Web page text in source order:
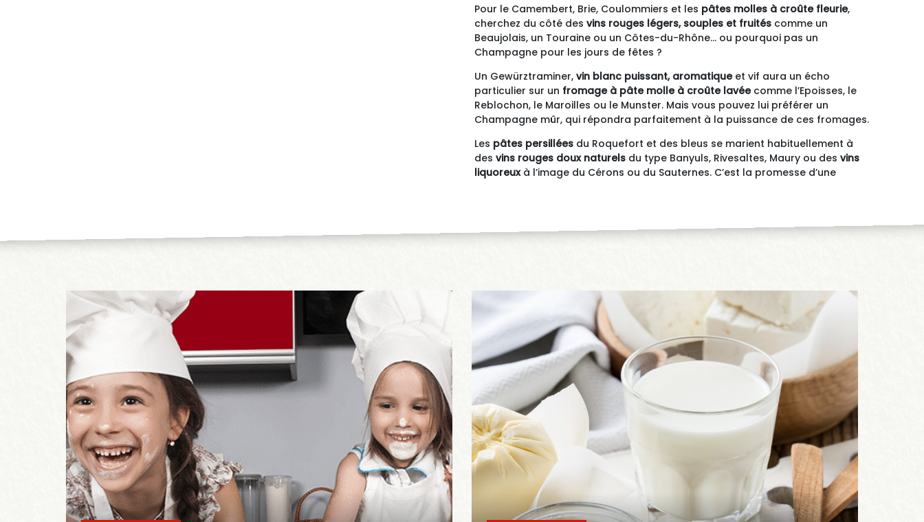
Pour le Camembert, Brie, Coulommiers et les pâtes molles à croûte fleurie,
cherchez du côté des vins rouges légers, souples et fruitéscomme un
Beaujolais, un Touraine ou un Côtes-du-Rhône… ou pourquoi pas un
Champagne pour les jours de fêtes ?
Un Gewürztraminer, vin blanc puissant, aromatiqueet vif aura un écho
particulier sur un fromage à pâte molle à croûte lavéecomme l’Epoisses, le
Reblochon, le Maroilles ou le Munster. Mais vous pouvez lui préférer un
Champagne mûr, qui répondra parfaitement à la puissance de ces fromages.
Les pâtes persilléesdu Roquefort et des bleus se marient habituellement à
des vins rouges doux naturelsdu type Banyuls, Rivesaltes, Maury ou des vins
liquoreuxà l’image du Cérons ou du Sauternes. C’est la promesse d’une